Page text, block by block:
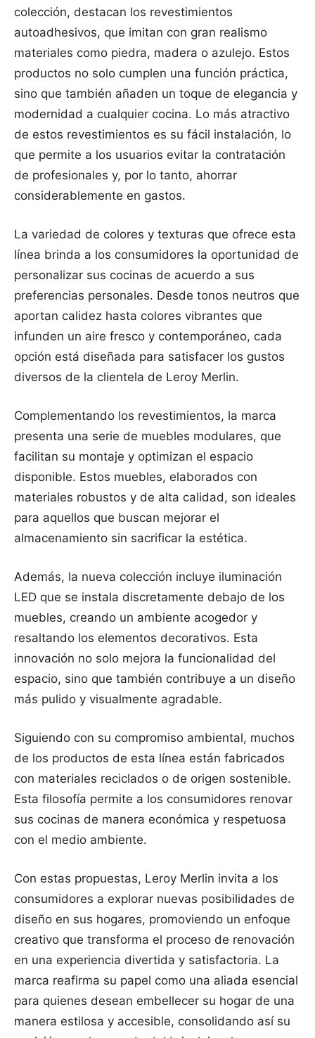
colección, destacan los revestimientos
autoadhesivos, que imitan con gran realismo
materiales como piedra, madera o azulejo. Estos
productos no solo cumplen una función práctica,
sino que también añaden un toque de elegancia y
modernidad a cualquier cocina. Lo más atractivo
de estos revestimientos es su fácil instalación, lo
que permite a los usuarios evitar la contratación
de profesionales y, por lo tanto, ahorrar
considerablemente en gastos.
La variedad de colores y texturas que ofrece esta
línea brinda a los consumidores la oportunidad de
personalizar sus cocinas de acuerdo a sus
preferencias personales. Desde tonos neutros que
aportan calidez hasta colores vibrantes que
infunden un aire fresco y contemporáneo, cada
opción está diseñada para satisfacer los gustos
diversos de la clientela de Leroy Merlin.
Complementando los revestimientos, la marca
presenta una serie de muebles modulares, que
facilitan su montaje y optimizan el espacio
disponible. Estos muebles, elaborados con
materiales robustos y de alta calidad, son ideales
para aquellos que buscan mejorar el
almacenamiento sin sacrificar la estética.
Además, la nueva colección incluye iluminación
LED que se instala discretamente debajo de los
muebles, creando un ambiente acogedor y
resaltando los elementos decorativos. Esta
innovación no solo mejora la funcionalidad del
espacio, sino que también contribuye a un diseño
más pulido y visualmente agradable.
Siguiendo con su compromiso ambiental, muchos
de los productos de esta línea están fabricados
con materiales reciclados o de origen sostenible.
Esta filosofía permite a los consumidores renovar
sus cocinas de manera económica y respetuosa
con el medio ambiente.
Con estas propuestas, Leroy Merlin invita a los
consumidores a explorar nuevas posibilidades de
diseño en sus hogares, promoviendo un enfoque
creativo que transforma el proceso de renovación
en una experiencia divertida y satisfactoria. La
marca reafirma su papel como una aliada esencial
para quienes desean embellecer su hogar de una
manera estilosa y accesible, consolidando así su